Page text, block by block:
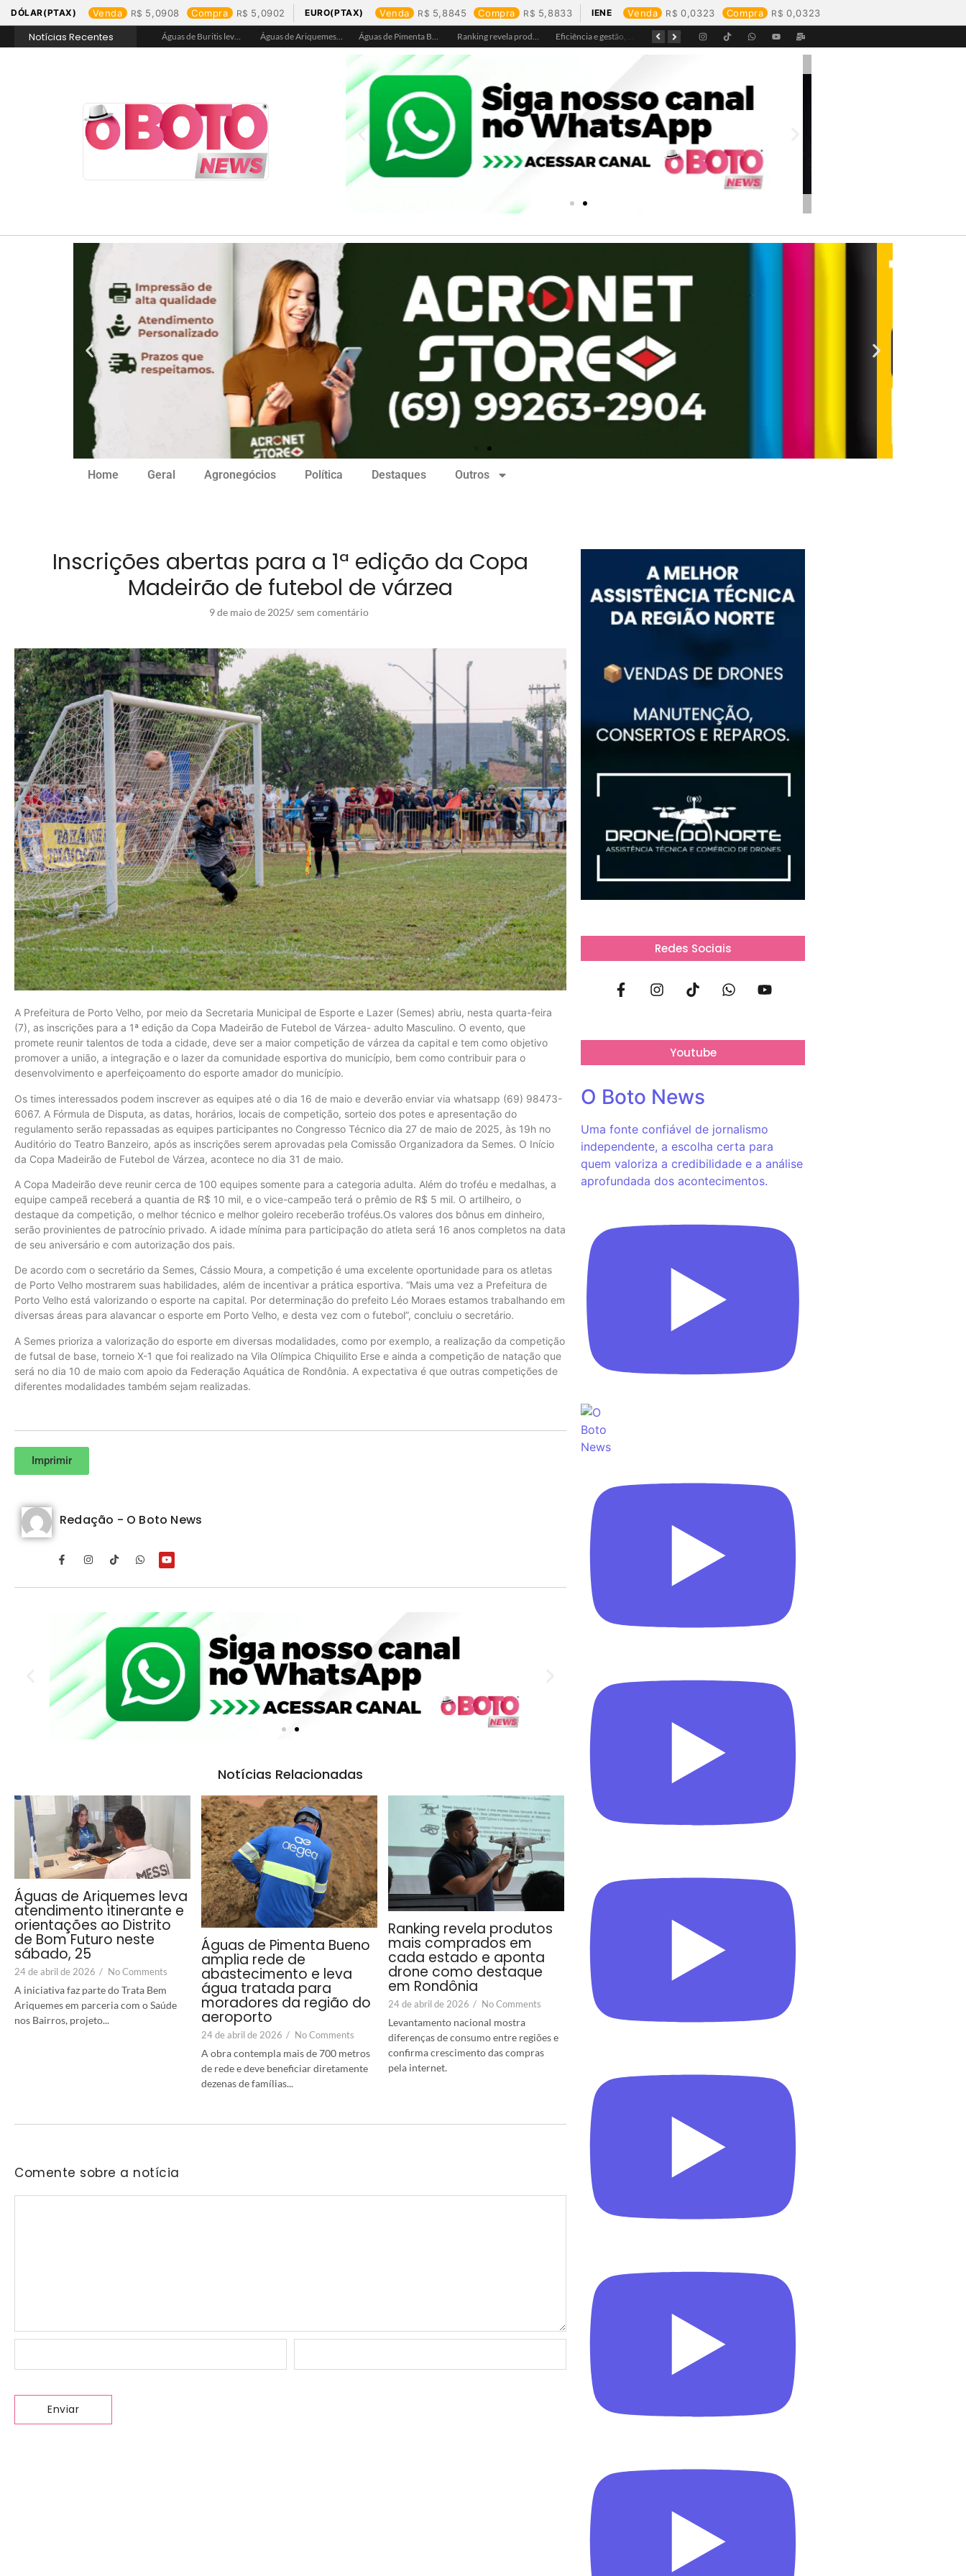
DÓLAR(PTAX) Venda 5,0908 Compra 5,0902 EURO(PTAX) Venda 5,8845 Compra 5,8833 IENE Venda 0,0323 Compra 0,0323
Notícias Recentes Águas de Buritis leva hidratação e conscientização ao Festival de Flores de Holambra Águas de Ariquemes leva atendimento itinerante e orientações ao Distrito de Bom Futuro neste sábado, 25 Águas de Pimenta Bueno amplia rede de abastecimento e leva água tratada para moradores da região do aeroporto Ranking revela produtos mais comprados em cada estado e aponta drone como destaque em Rondônia Eficiência e gestão, Buritis se torna referência em controle de perdas de água
Home Geral Agronegócios Política Destaques Outros
Inscrições abertas para a 1ª edição da Copa
Madeirão de futebol de várzea
9 de maio de 2025/ sem comentário
A Prefeitura de Porto Velho, por meio da Secretaria Municipal de Esporte e Lazer (Semes) abriu, nesta quarta-feira
(7), as inscrições para a 1ª edição da Copa Madeirão de Futebol de Várzea- adulto Masculino. O evento, que
promete reunir talentos de toda a cidade, deve ser a maior competição de várzea da capital e tem como objetivo
promover a união, a integração e o lazer da comunidade esportiva do município, bem como contribuir para o
desenvolvimento e aperfeiçoamento do esporte amador do município.
Os times interessados podem inscrever as equipes até o dia 16 de maio e deverão enviar via whatsapp (69) 98473-
6067. A Fórmula de Disputa, as datas, horários, locais de competição, sorteio dos potes e apresentação do
regulamento serão repassadas as equipes participantes no Congresso Técnico dia 27 de maio de 2025, às 19h no
Auditório do Teatro Banzeiro, após as inscrições serem aprovadas pela Comissão Organizadora da Semes. O Início
da Copa Madeirão de Futebol de Várzea, acontece no dia 31 de maio.
A Copa Madeirão deve reunir cerca de 100 equipes somente para a categoria adulta. Além do troféu e medalhas, a
equipe campeã receberá a quantia de R$ 10 mil, e o vice-campeão terá o prêmio de R$ 5 mil. O artilheiro, o
destaque da competição, o melhor técnico e melhor goleiro receberão troféus.Os valores dos bônus em dinheiro,
serão provinientes de patrocínio privado. A idade mínima para participação do atleta será 16 anos completos na data
de seu aniversário e com autorização dos pais.
De acordo com o secretário da Semes, Cássio Moura, a competição é uma excelente oportunidade para os atletas
de Porto Velho mostrarem suas habilidades, além de incentivar a prática esportiva. “Mais uma vez a Prefeitura de
Porto Velho está valorizando o esporte na capital. Por determinação do prefeito Léo Moraes estamos trabalhando em
diversas áreas para alavancar o esporte em Porto Velho, e desta vez com o futebol”, concluiu o secretário.
A Semes prioriza a valorização do esporte em diversas modalidades, como por exemplo, a realização da competição
de futsal de base, torneio X-1 que foi realizado na Vila Olímpica Chiquilito Erse e ainda a competição de natação que
será no dia 10 de maio com apoio da Federação Aquática de Rondônia. A expectativa é que outras competições de
diferentes modalidades também sejam realizadas.
Imprimir
Redação - O Boto News
Notícias Relacionadas
Águas de Ariquemes leva
atendimento itinerante e
orientações ao Distrito
de Bom Futuro neste
sábado, 25
24 de abril de 2026 / No Comments
A iniciativa faz parte do Trata Bem
Ariquemes em parceria com o Saúde
nos Bairros, projeto...
Águas de Pimenta Bueno
amplia rede de
abastecimento e leva
água tratada para
moradores da região do
aeroporto
24 de abril de 2026 / No Comments
A obra contempla mais de 700 metros
de rede e deve beneficiar diretamente
dezenas de famílias...
Ranking revela produtos
mais comprados em
cada estado e aponta
drone como destaque
em Rondônia
24 de abril de 2026 / No Comments
Levantamento nacional mostra
diferenças de consumo entre regiões e
confirma crescimento das compras
pela internet.
Comente sobre a notícia
Redes Sociais
Youtube
O Boto News
Uma fonte confiável de jornalismo
independente, a escolha certa para
quem valoriza a credibilidade e a análise
aprofundada dos acontecimentos.